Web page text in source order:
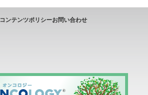
コンテンツポリシーお問い合わせ